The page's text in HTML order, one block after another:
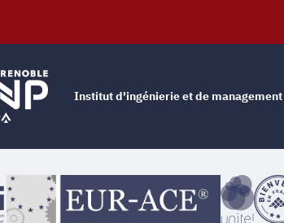
Institut d'ingénierie et de management